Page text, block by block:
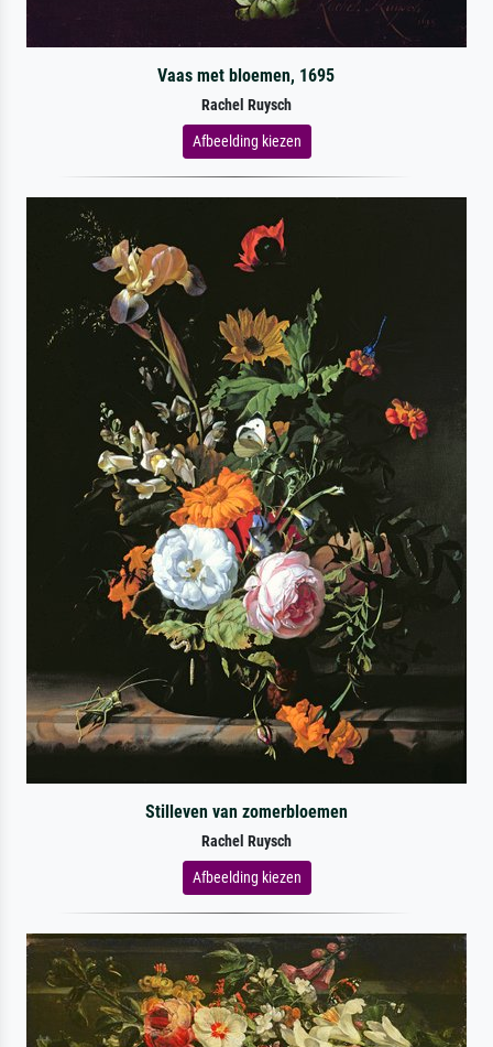
Vaas met bloemen, 1695
Rachel Ruysch
Afbeelding kiezen
Stilleven van zomerbloemen
Rachel Ruysch
Afbeelding kiezen